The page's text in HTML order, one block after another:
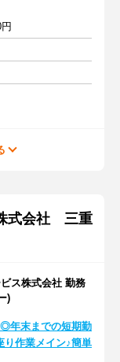
式会社 三重
ス株式会社 勤務
)
◎年末までの短期勤
り作業メイン♪簡単